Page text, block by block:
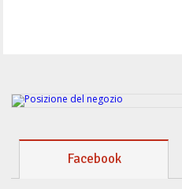
Facebook